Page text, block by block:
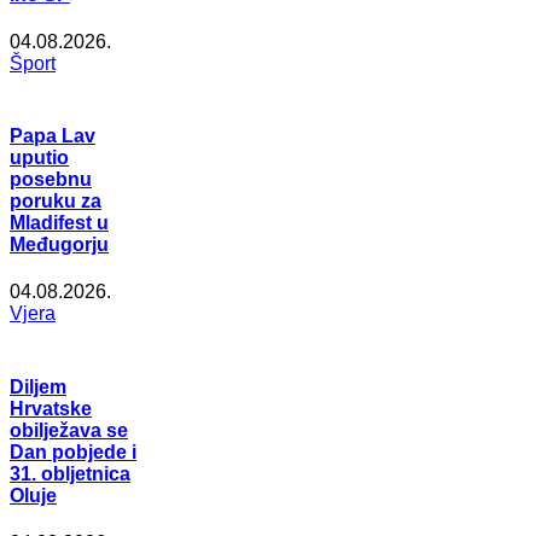
04.08.2026.
Šport
Papa Lav
uputio
posebnu
poruku za
Mladifest u
Međugorju
04.08.2026.
Vjera
Diljem
Hrvatske
obilježava se
Dan pobjede i
31. obljetnica
Oluje